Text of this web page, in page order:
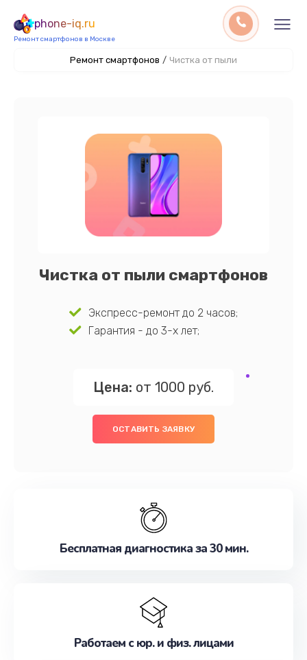
phone-iq.ru
Ремонт смартфонов в Москве
Ремонт смартфонов / Чистка от пыли
Чистка от пыли смартфонов
Экспресс-ремонт до 2 часов;
Гарантия - до 3-х лет;
Цена: от 1000 руб.
ОСТАВИТЬ ЗАЯВКУ
Бесплатная диагностика за 30 мин.
Работаем с юр. и физ. лицами